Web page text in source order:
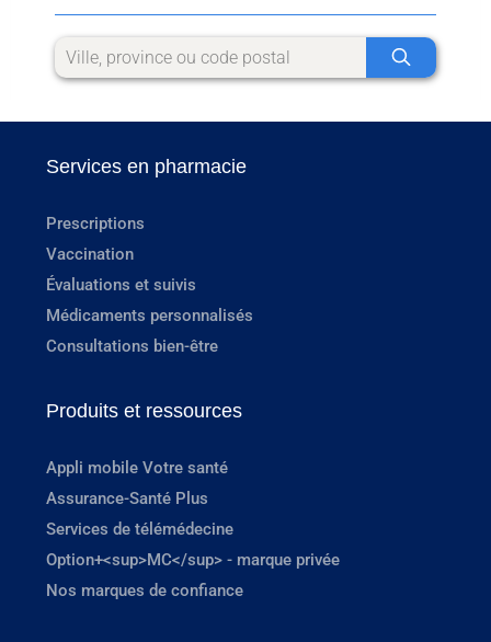
Services en pharmacie
Prescriptions
Vaccination
Évaluations et suivis
Médicaments personnalisés
Consultations bien-être
Produits et ressources
Appli mobile Votre santé
Assurance-Santé Plus
Services de télémédecine
Option+<sup>MC</sup> - marque privée
Nos marques de confiance